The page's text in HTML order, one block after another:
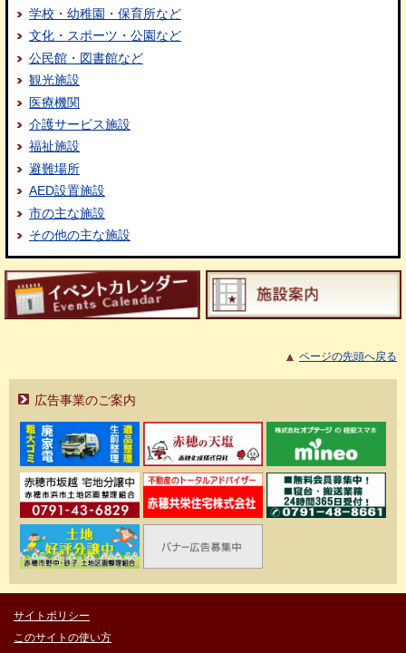
学校・幼稚園・保育所など
文化・スポーツ・公園など
公民館・図書館など
観光施設
医療機関
介護サービス施設
福祉施設
避難場所
AED設置施設
市の主な施設
その他の主な施設
ページの先頭へ戻る
広告事業のご案内
サイトポリシー
このサイトの使い方